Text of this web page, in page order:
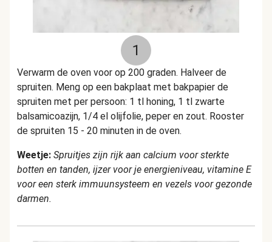
1
Verwarm de oven voor op 200 graden. Halveer de
spruiten. Meng op een bakplaat met bakpapier de
spruiten met per persoon: 1 tl honing, 1 tl zwarte
balsamicoazijn, 1/4 el olijfolie, peper en zout. Rooster
de spruiten 15 - 20 minuten in de oven.
Weetje: Spruitjes zijn rijk aan calcium voor sterkte
botten en tanden, ijzer voor je energieniveau, vitamine E
voor een sterk immuunsysteem en vezels voor gezonde
darmen.